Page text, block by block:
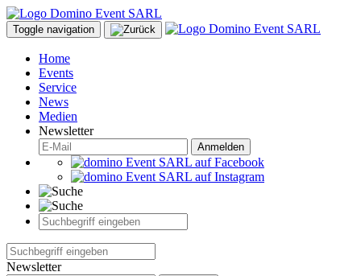
Toggle navigation
Home
Events
Service
News
Medien
Newsletter
Anmelden
Newsletter